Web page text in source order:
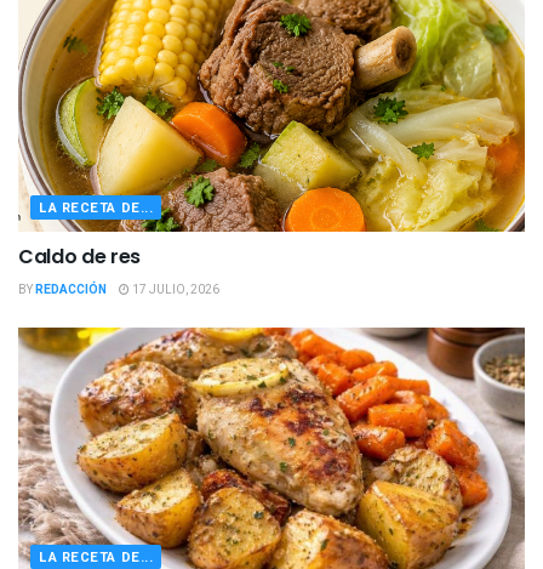
LA RECETA DE...
Caldo de res
BYREDACCIÓN 17 JULIO, 2026
LA RECETA DE...